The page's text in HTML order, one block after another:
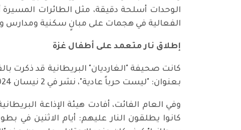
الوحدات أسلحة دقيقة، مثل الطائرات
الفعالية في هجمات على مبانٍ سكنية ومدارس
إطلاق نار متعمد على أطفال غزة
بعنوان: "ليست حرباً عادية"، نشر في 2 نيسان 2024.
وفي العام الفائت، أفادت هيئة الإذاعة
كانوا يطلقون النار عليهم: أيام الاثنين في